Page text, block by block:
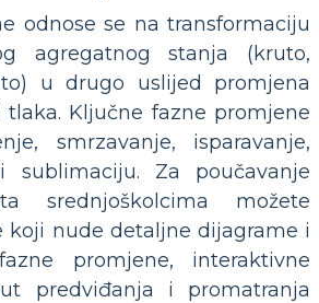
odnose se na transformaciju
agregatnog stanja (kruto,
u drugo uslijed promjena
Ključne fazne promjene
smrzavanje, isparavanje,
sublimaciju. Za poučavanje
srednjoškolcima možete
koji nude detaljne dijagrame i
promjene, interaktivne
predviđanja i promatranja